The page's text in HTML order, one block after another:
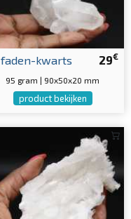
29€
faden-kwarts
95 gram | 90x50x20 mm
product bekijken